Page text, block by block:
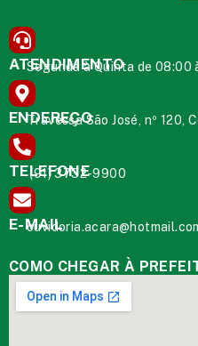
ATENDIMENTO
Segunda à Quinta de 08:00
ENDEREÇO
Travessa São José, nº 120,
TELEFONE
(91) 3732-9900
E-MAIL
COMO CHEGAR À